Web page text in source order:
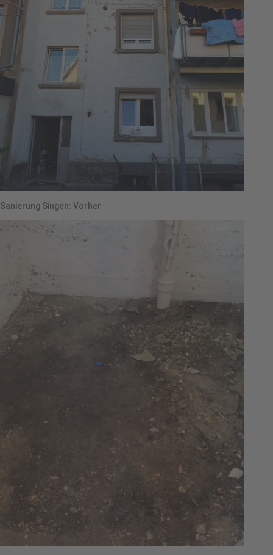
Sanierung Singen: Vorher